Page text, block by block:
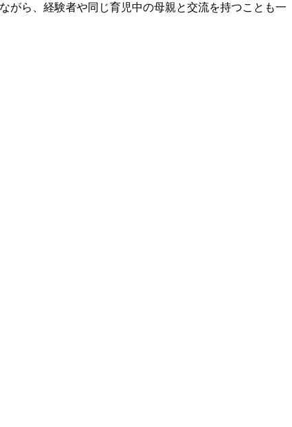
がら、経験者や同じ育児中の母親と交流を持つことも一